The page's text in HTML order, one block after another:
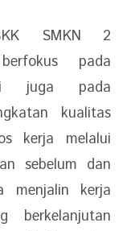
SMKN 2
pada
juga pada
kualitas
kerja melalui
sebelum dan
menjalin kerja
berkelanjutan